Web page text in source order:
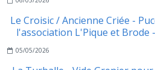
Le Croisic / Ancienne Criée -
l'association L'Pique et Brode
05/05/2026